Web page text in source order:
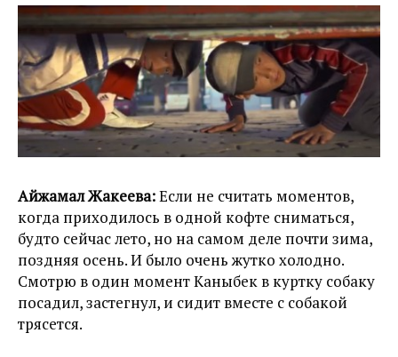
Айжамал Жакеева:Если не считать моментов,
когда приходилось в одной кофте сниматься,
будто сейчас лето, но на самом деле почти зима,
поздняя осень. И было очень жутко холодно.
Смотрю в один момент Каныбек в куртку собаку
посадил, застегнул, и сидит вместе с собакой
трясется.